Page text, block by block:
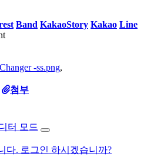
Band KakaoStory Kakao Line
-ss.png,
첨부
터 모드
다. 로그인 하시겠습니까?